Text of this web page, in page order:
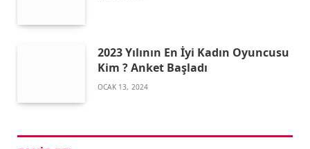
2023 Yılının En İyi Kadın Oyuncusu
Kim ? Anket Başladı
OCAK 13, 2024